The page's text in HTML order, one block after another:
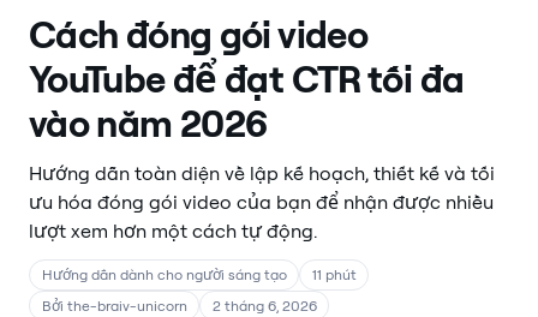
Cách đóng gói video
YouTube để đạt CTR tối đa
vào năm 2026
Hướng dẫn toàn diện về lập kế hoạch, thiết kế và tối
ưu hóa đóng gói video của bạn để nhận được nhiều
lượt xem hơn một cách tự động.
Hướng dẫn dành cho người sáng tạo
11 phút
Bởi the-braiv-unicorn
2 tháng 6, 2026